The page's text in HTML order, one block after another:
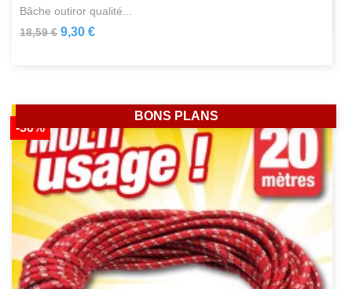
bâche outiror qualité...
18,59 € 9,30 €
-50%
BONS PLANS